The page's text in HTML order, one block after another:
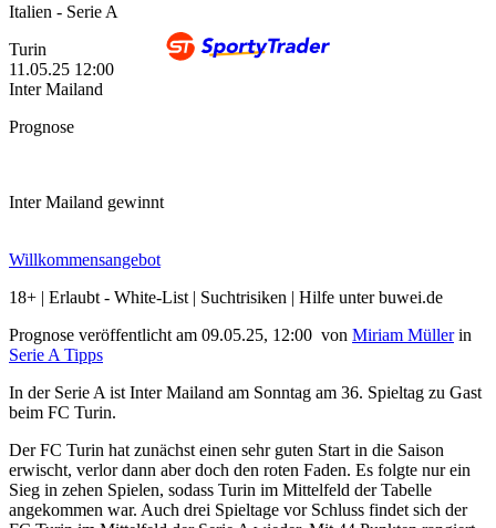
Italien - Serie A
Turin
11.05.25 12:00
Inter Mailand
Prognose
Inter Mailand gewinnt
Willkommensangebot
18+ | Erlaubt - White-List | Suchtrisiken | Hilfe unter buwei.de
Prognose veröffentlicht am 09.05.25, 12:00 von Miriam Müller in
Serie A Tipps
In der Serie A ist Inter Mailand am Sonntag am 36. Spieltag zu Gast
beim FC Turin.
Der FC Turin hat zunächst einen sehr guten Start in die Saison
erwischt, verlor dann aber doch den roten Faden. Es folgte nur ein
Sieg in zehen Spielen, sodass Turin im Mittelfeld der Tabelle
angekommen war. Auch drei Spieltage vor Schluss findet sich der